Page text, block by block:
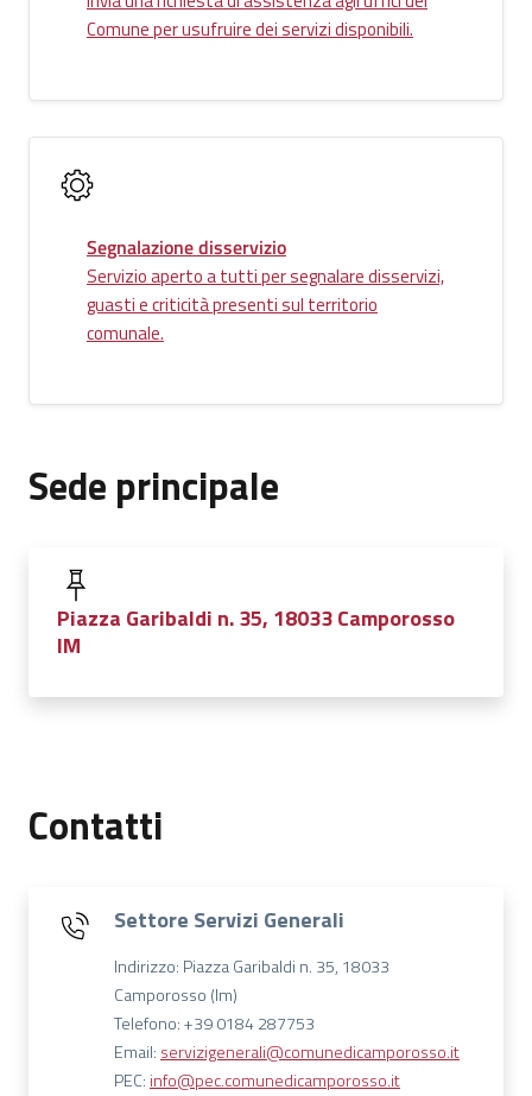
Comune per usufruire dei servizi disponibili.
Segnalazione disservizio
Servizio aperto a tutti per segnalare disservizi,
guasti e criticità presenti sul territorio
comunale.
Sede principale
Piazza Garibaldi n. 35, 18033 Camporosso
IM
Contatti
Settore Servizi Generali
Indirizzo: Piazza Garibaldi n. 35, 18033
Camporosso (Im)
Telefono: +39 0184 287753
Email: servizigenerali@comunedicamporosso.it
PEC: info@pec.comunedicamporosso.it